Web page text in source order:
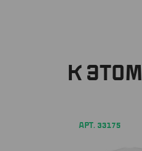
К
АРТ. 33175